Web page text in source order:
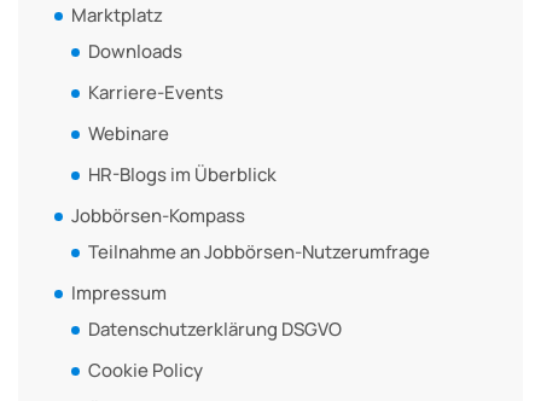
Marktplatz
Downloads
Karriere-Events
Webinare
HR-Blogs im Überblick
Jobbörsen-Kompass
Teilnahme an Jobbörsen-Nutzerumfrage
Impressum
Datenschutzerklärung DSGVO
Cookie Policy